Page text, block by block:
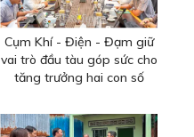
Cụm Khí - Điện - Đạm giữ
vai trò đầu tàu góp sức cho
tăng trưởng hai con số